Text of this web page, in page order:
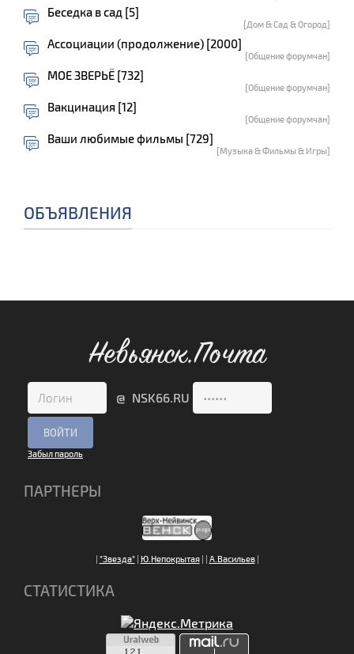
Беседка в сад [5]
[Дом & Сад & Огород]
Ассоциации (продолжение) [2000]
[Общение форумчан]
МОЕ ЗВЕРЬЁ [732]
[Общение форумчан]
Вакцинация [12]
[Общение форумчан]
Ваши любимые фильмы [729]
[Музыка & Фильмы & Игры]
ОБЪЯВЛЕНИЯ
Невьянск.Почта
@ NSK66.RU
Забыл пароль
ПАРТНЕРЫ
| "Звезда"| Ю.Непокрытая| | А.Васильев|
СТАТИСТИКА